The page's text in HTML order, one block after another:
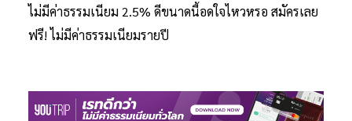
ไม่มีค่าธรรมเนียม 2.5% ดีขนาดนี้อดใจไหวหรอ สมัครเลย
ฟรี! ไม่มีค่าธรรมเนียมรายปี